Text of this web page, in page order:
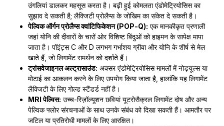
उंगलियां डालकर महसूस करता है। बढ़ी हुई कोमलता एंडोमेट्रियोसिस का
सुझाव दे सकती है; लैक्जिटी प्रोलैप्स के जोखिम का संकेत दे सकती है।
पेल्विक ऑर्गन प्रोलैप्स क्वांटिफिकेशन (POP‐Q): एक मानकीकृत प्रणाली
जहां योनि की दीवारों के चारों ओर विशिष्ट बिंदुओं को हाइमन के सापेक्ष मापा
जाता है। पॉइंट्स C और D लगभग गर्भाशय ग्रीवा और योनि के शीर्ष से मेल
खाते हैं, जो लिगामेंट समर्थन को दर्शाते हैं।
ट्रांसवेजाइनल अल्ट्रासाउंड: अक्सर एंडोमेट्रियोसिस मामलों में नोड्यूल्स या
मोटाई का आकलन करने के लिए उपयोग किया जाता है, हालांकि यह लिगामेंट
लैक्जिटी के लिए गोल्ड स्टैंडर्ड नहीं है।
MRI पेल्विस: उच्च-रिज़ॉल्यूशन छवियां यूटरोसैक्रल लिगामेंट दोष और अन्य
पेल्विक फ्लोर संरचनाओं के साथ उनके संबंध को दिखा सकती हैं। आमतौर पर
जटिल या प्रतिरोधी मामलों के लिए आरक्षित।